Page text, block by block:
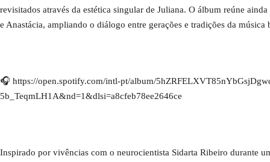
revisitados através da estética singular de Juliana. O álbum reúne
e Anastácia, ampliando o diálogo entre gerações e tradições da música
🎧 https://open.spotify.com/intl-pt/album/
5b_TeqmLH1A&nd=1&dlsi=a8cfeb78ee2646ce
Inspirado por vivências com o neurocientista Sidarta Ribeiro durante